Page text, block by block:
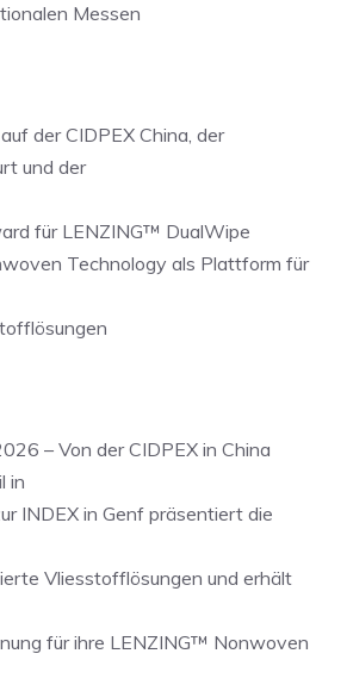
Messen
der CIDPEX China, der
und der
für LENZING™ DualWipe
Technology als Plattform für
– Von der CIDPEX in China
in
INDEX in Genf präsentiert die
Vliesstofflösungen und erhält
für ihre LENZING™ Nonwoven